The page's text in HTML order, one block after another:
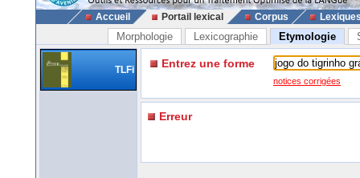
Accueil Portail lexical Corpus
Morphologie Lexicographie Etymologie
TLFi Entrez une forme
notices corrigées
Erreur